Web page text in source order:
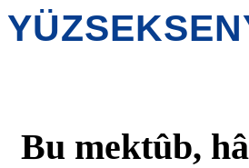
Bu mektûb,